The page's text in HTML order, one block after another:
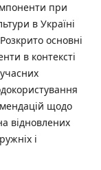
при
в Україні
основні
в контексті
щодо
відновлених
і